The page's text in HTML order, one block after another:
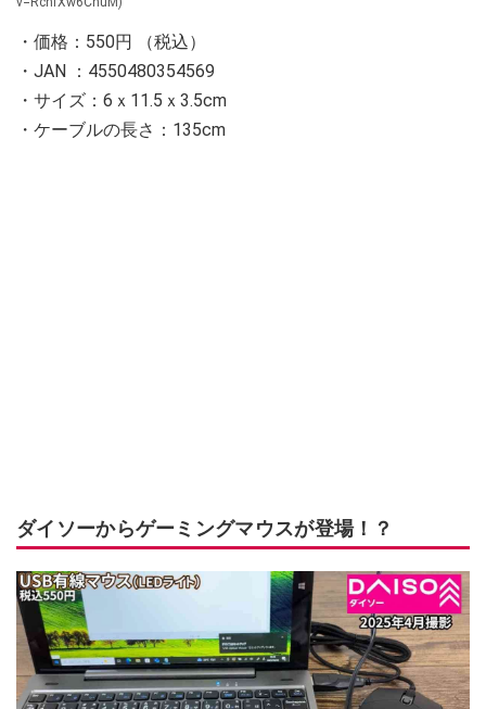
・価格：550円 （税込）
・JAN ：4550480354569
・サイズ：6ｘ11.5ｘ3.5cm
・ケーブルの長さ：135cm
ダイソーからゲーミングマウスが登場！？